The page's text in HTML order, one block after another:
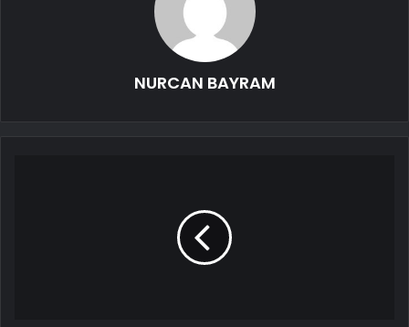
NURCAN BAYRAM